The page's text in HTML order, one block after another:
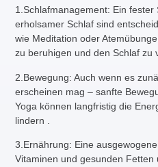
1.Schlafmanagement: Ein fester
erholsamer Schlaf sind
wie Meditation oder
zu beruhigen und den Schlaf zu
2. Bewegung: Auch wenn es
erscheinen mag – sanfte
Yoga können langfristig die
lindern .
3. Ernährung: Eine
Vitaminen und gesunden